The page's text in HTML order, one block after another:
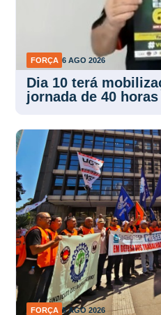
FORÇA 6 AGO 2026
Dia 10 terá
jornada de 40 horas
FORÇA 5 AGO 2026